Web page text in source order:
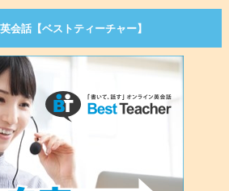
会話【ベストティーチャー】